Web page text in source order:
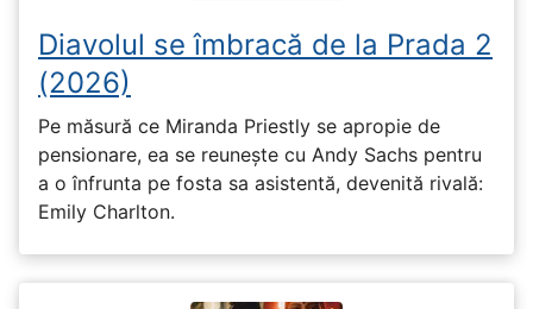
Diavolul se îmbracă de la Prada 2
(2026)
Pe măsură ce Miranda Priestly se apropie de
pensionare, ea se reunește cu Andy Sachs pentru
a o înfrunta pe fosta sa asistentă, devenită rivală:
Emily Charlton.